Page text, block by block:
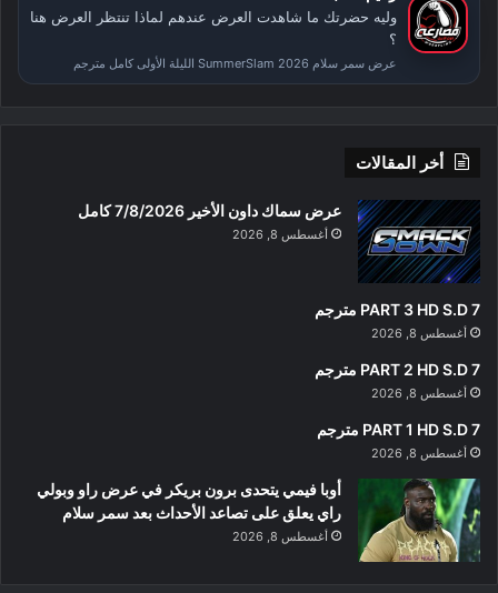
وليه حضرتك ما شاهدت العرض عندهم لماذا تنتظر العرض هنا
؟
عرض سمر سلام SummerSlam 2026 الليلة الأولى كامل مترجم
أخر المقالات
عرض سماك داون الأخير 7/8/2026 كامل
أغسطس 8, 2026
PART 3 HD S.D 7 مترجم
أغسطس 8, 2026
PART 2 HD S.D 7 مترجم
أغسطس 8, 2026
PART 1 HD S.D 7 مترجم
أغسطس 8, 2026
أوبا فيمي يتحدى برون بريكر في عرض راو وبولي
راي يعلق على تصاعد الأحداث بعد سمر سلام
أغسطس 8, 2026